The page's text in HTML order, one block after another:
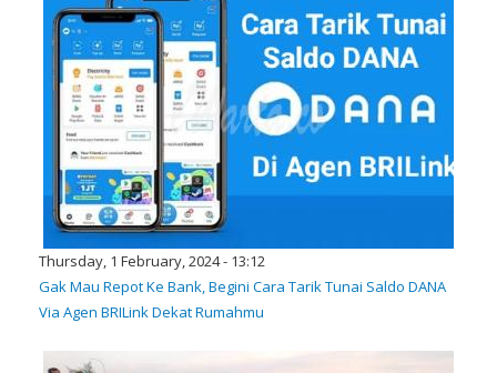
Thursday, 1 February, 2024 - 13:12
Gak Mau Repot Ke Bank, Begini Cara Tarik Tunai Saldo DANA
Via Agen BRILink Dekat Rumahmu